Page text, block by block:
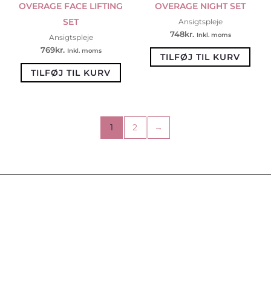
OVERAGE FACE LIFTING
SET
Ansigtspleje
769kr. Inkl. moms
TILFØJ TIL KURV
OVERAGE NIGHT SET
Ansigtspleje
748kr. Inkl. moms
TILFØJ TIL KURV
1 2 →